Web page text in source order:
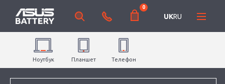
0
UKRU
Ноутбук Планшет Телефон